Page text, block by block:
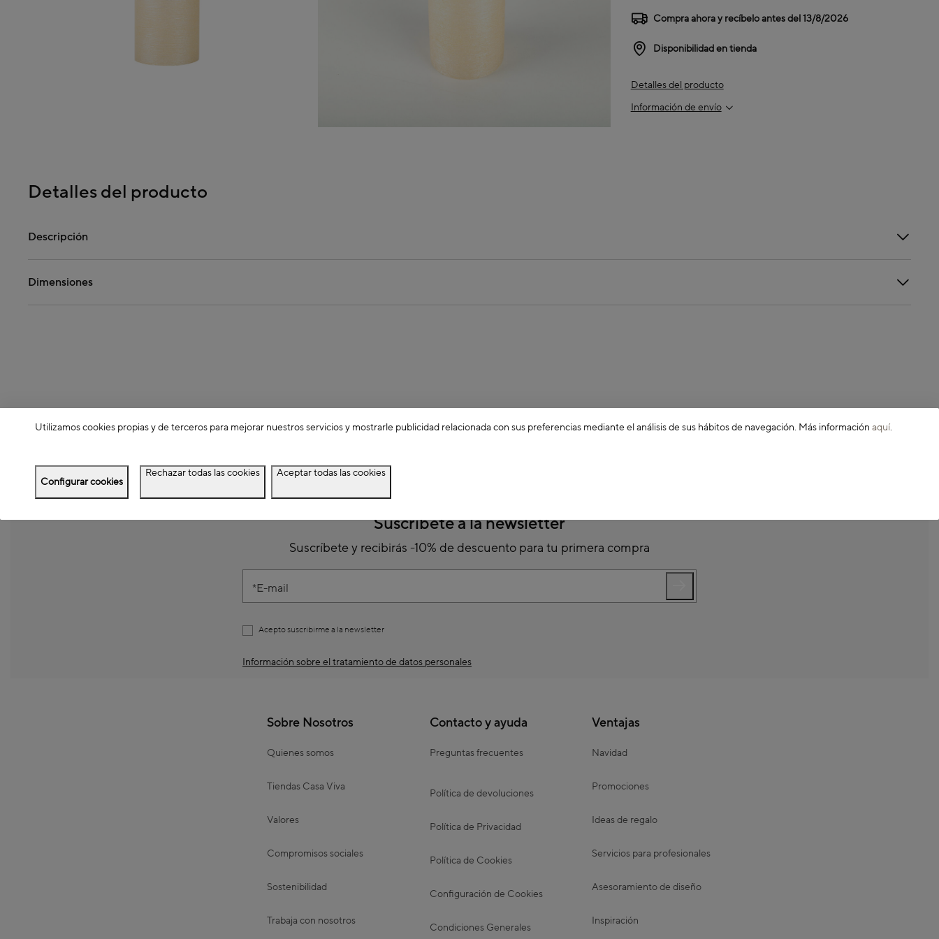
Compra ahora y recíbelo antes del13/8/2026
Disponibilidad en tienda
Detalles del producto
Información de envío
Detalles del producto
Descripción
Dimensiones
Suscríbete a la newsletter
Suscríbete y recibirás -10% de descuento para tu primera compra
E-mail
Acepto suscribirme a la newsletter
Información sobre el tratamiento de datos personales
Sobre Nosotros
Quienes somos
Tiendas Casa Viva
Valores
Compromisos sociales
Sostenibilidad
Trabaja con nosotros
Contacto y ayuda
Preguntas frecuentes
Política de devoluciones
Política de Privacidad
Política de Cookies
Configuración de Cookies
Condiciones Generales
Ventajas
Navidad
Promociones
Ideas de regalo
Servicios para profesionales
Asesoramiento de diseño
Inspiración
Utilizamos cookies propias y de terceros para mejorar nuestros servicios y mostrarle publicidad relacionada con sus preferencias mediante el análisis de sus hábitos de navegación. Más información aquí.
Configurar cookies
Rechazar todas las cookies Aceptar todas las cookies